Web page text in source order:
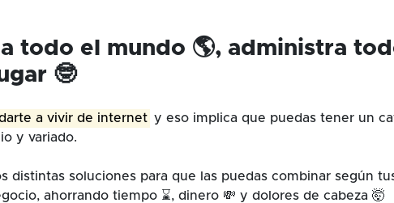
todo el mundo 🌎, administra
🤓
a vivir de internet y eso implica que puedas tener un
y variado.
distintas soluciones para que las puedas combinar según
ahorrando tiempo ⌛, dinero 💸 y dolores de cabeza 🤯